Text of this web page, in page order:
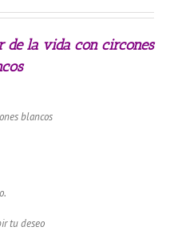
de la vida con circones
blancos
tu deseo